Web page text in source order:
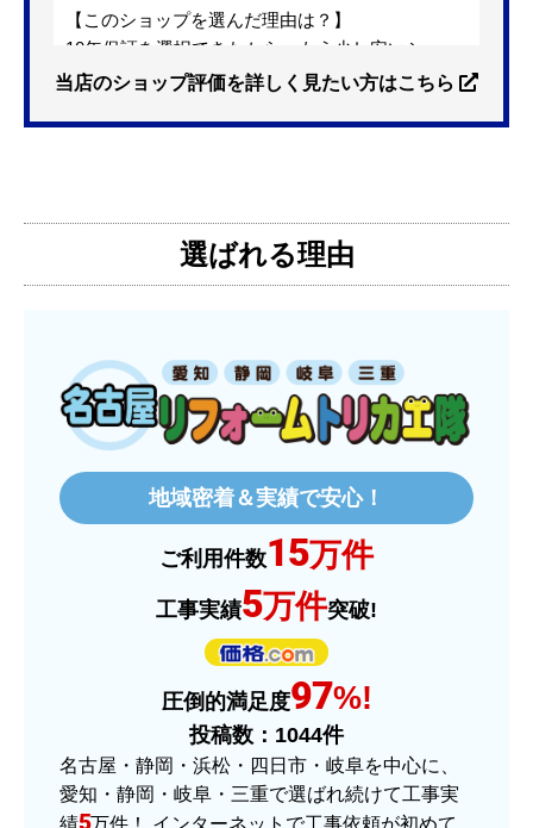
【このショップを選んだ理由は？】
10年保証を選択できたから。もう少し安いショッ
プも有ったが、5年保証しかなかった。
【その他感想・コメント】
ものおきものおきさん
2025年12月26日 18:45
欲しい商品をスムーズに注文できましたか？
はい
ショップからの連絡や対応は適切でしたか？
商品の梱包は必要十分なものでしたか？
またこのショップを利用したいですか？
はい
【注文商品】ヒーター・ストーブ 【注
当店のショップ評価を詳しく見たい方はこちら
選ばれる理由
地域密着＆実績で安心！
ご利用件数15万件
工事実績5万件突破!
圧倒的満足度97%!
投稿数： 1044件
名古屋・静岡・浜松・四日市・岐阜を中心に、
愛知・静岡・岐阜・三重で選ばれ続けて工事実
績5万件！ インターネットで工事依頼が初めて